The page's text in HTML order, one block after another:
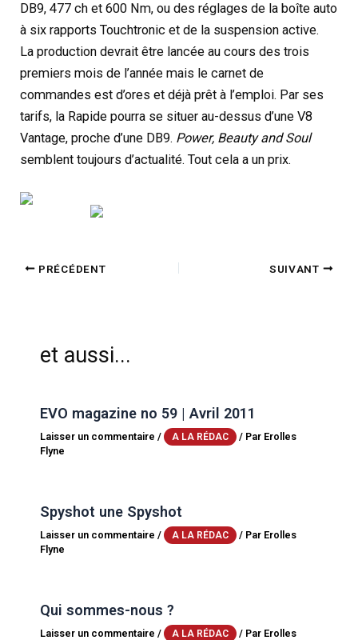
DB9, 477 ch et 600 Nm, ou des réglages de la boîte auto
à six rapports Touchtronic et de la suspension active.
La production devrait être lancée au cours des trois
premiers mois de l’année mais le carnet de
commandes est d’ores et déjà prêt à l’emploi. Par ses
tarifs, la Rapide pourra se situer au-dessus d’une V8
Vantage, proche d’une DB9. Power, Beauty and Soul
semblent toujours d’actualité. Tout cela a un prix.
PRÉCÉDENT SUIVANT
et aussi...
EVO magazine no 59 | Avril 2011
Laisser un commentaire / A LA RÉDAC / Par Erolles
Flyne
Spyshot une Spyshot
Laisser un commentaire / A LA RÉDAC / Par Erolles
Flyne
Qui sommes-nous ?
Laisser un commentaire / A LA RÉDAC / Par Erolles